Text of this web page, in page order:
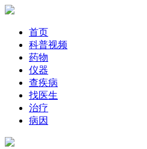
首页
科普视频
药物
仪器
查疾病
找医生
治疗
病因